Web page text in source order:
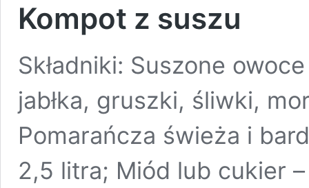
Kompot z suszu
Składniki: Suszone
jabłka, gruszki, śliwki,
Pomarańcza świeża i
2,5 litra; Miód lub cukier